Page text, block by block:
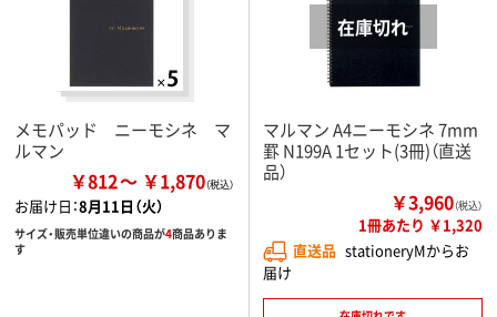
メモパッド ニーモシネ マ
ルマン
￥812 ￥1,870
お届け日：8月11日（火）
サイズ・販売単位違いの商品が4商品ありま
す
マルマン A4ニーモシネ 7mm
罫 N199A 1セット(3冊)（直送
品）
￥3,960（税込）
1冊あたり ￥1,320
直送品 stationeryMからお
届け